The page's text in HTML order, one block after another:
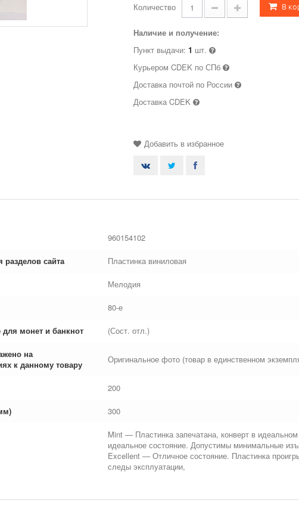
Количество В
Наличие и получение:
Пункт выдачи: 1 шт.
Курьером CDEK по СПб
Доставка почтой по России
Доставка CDEK
Добавить в избранное
960154102
разделов сайта Пластинка виниловая
Мелодия
80-е
для монет и банкнот (Сост. отл.)
на
к данному товару
Оригинальное фото (товар в единственном
200
300
Mint — Пластинка запечатана, конверт в
идеальное состояние. Допустимы минимальные
Excellent — Отличное состояние. Пластинка
следы эксплуатации,